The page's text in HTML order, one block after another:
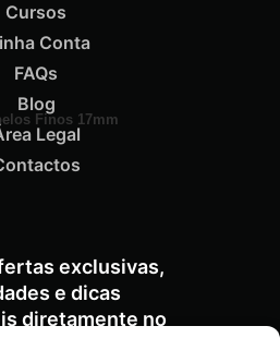
Finos 17mm
exclusivas,
e dicas
diretamente no
Cursos
Conta
FAQs
Blog
Legal